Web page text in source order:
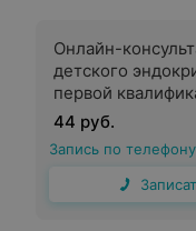
Онлайн-
детского
первой
категории
44 руб.
Запись по телефону